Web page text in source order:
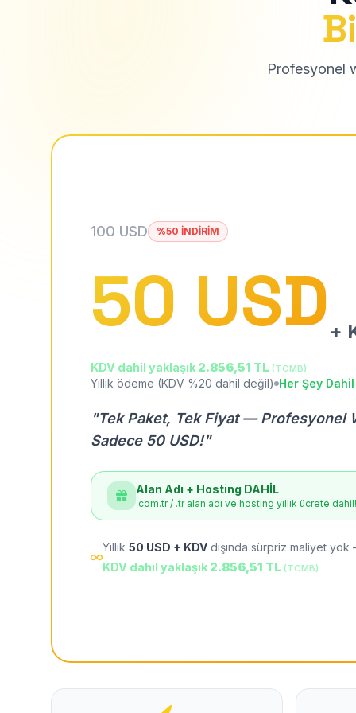
Profesyonel
100 USD %50 İNDİRİM
50 USD +
KDV dahil yaklaşık 2.856,51 TL (TCMB)
Yıllık ödeme (KDV %20 dahil değil) Her Şey Dahil
"Tek Paket, Tek Fiyat — Profesyonel
Sadece 50 USD!"
Alan Adı + Hosting DAHİL
.com.tr / .tr alan adı ve hosting yıllık ücrete dahil!
Yıllık 50 USD + KDV dışında sürpriz maliyet
KDV dahil yaklaşık 2.856,51 TL (TCMB)